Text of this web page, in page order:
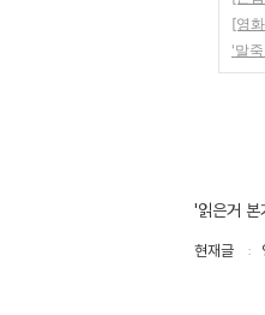
[영
'말
'읽은거 본
현재글